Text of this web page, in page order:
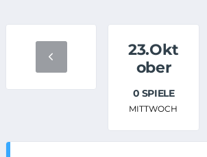
23.Okt
ober
0 SPIELE
MITTWOCH